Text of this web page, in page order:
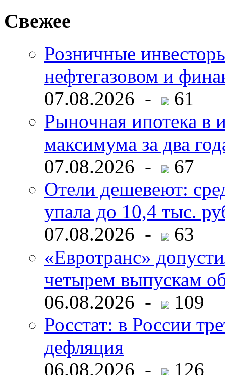
Свежее
Розничные
нефтегазовом и
07.08.2026 -
61
Рыночная ипотека в
максимума за два
07.08.2026 -
67
Отели дешевеют:
упала до 10,4 тыс.
07.08.2026 -
63
«Евротранс»
четырем выпускам
06.08.2026 -
109
Росстат: в России
дефляция
06.08.2026 -
126